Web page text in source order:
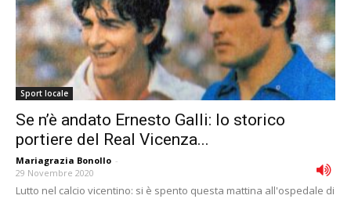
Sport locale
Se n’è andato Ernesto Galli: lo storico
portiere del Real Vicenza...
Mariagrazia Bonollo -
29 Novembre 2020
Lutto nel calcio vicentino: si è spento questa mattina all'ospedale di